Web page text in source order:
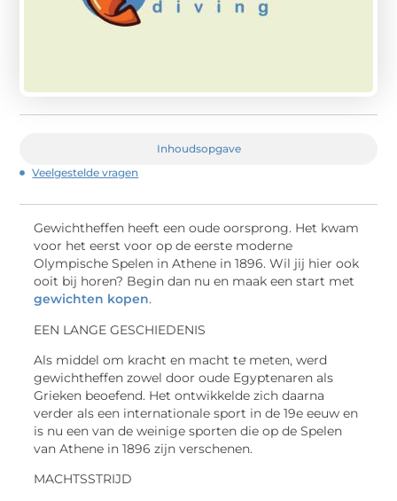
Inhoudsopgave
Veelgestelde vragen
Gewichtheffen heeft een oude oorsprong. Het kwam
voor het eerst voor op de eerste moderne
Olympische Spelen in Athene in 1896. Wil jij hier ook
ooit bij horen? Begin dan nu en maak een start met
gewichten kopen.
EEN LANGE GESCHIEDENIS
Als middel om kracht en macht te meten, werd
gewichtheffen zowel door oude Egyptenaren als
Grieken beoefend. Het ontwikkelde zich daarna
verder als een internationale sport in de 19e eeuw en
is nu een van de weinige sporten die op de Spelen
van Athene in 1896 zijn verschenen.
MACHTSSTRIJD